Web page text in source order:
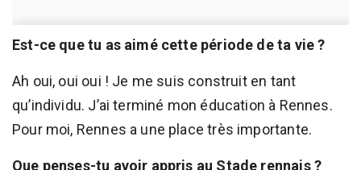
Est-ce que tu as aimé cette période de ta vie ?
Ah oui, oui oui ! Je me suis construit en tant
qu’individu. J’ai terminé mon éducation à Rennes.
Pour moi, Rennes a une place très importante.
Que penses-tu avoir appris au Stade rennais ?